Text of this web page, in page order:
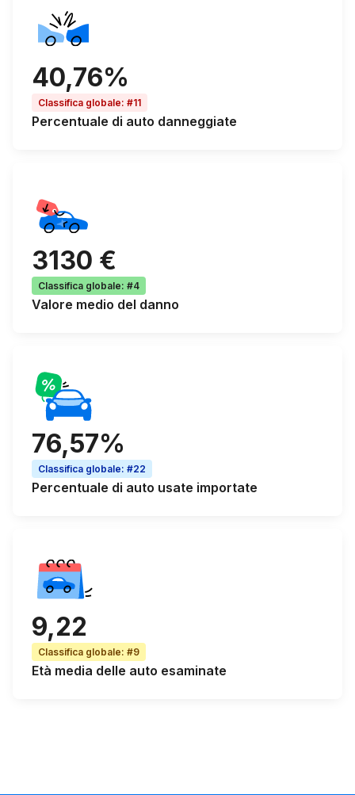
40,76%
Classifica globale: #11
Percentuale di auto danneggiate
3130 €
Classifica globale: #4
Valore medio del danno
76,57%
Classifica globale: #22
Percentuale di auto usate importate
9,22
Classifica globale: #9
Età media delle auto esaminate